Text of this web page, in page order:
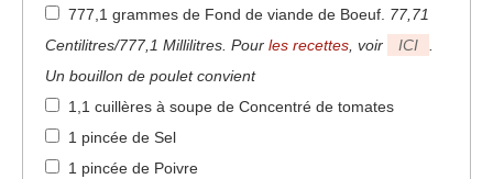
777,1 grammes de Fond de viande de Boeuf 77,71
Centilitres/777,1 Millilitres. Pour les recettes , voir ICI
Un bouillon de poulet convient
1,1 cuillères à soupe de Concentré de tomates
1 pincée de Sel
1 pincée de Poivre